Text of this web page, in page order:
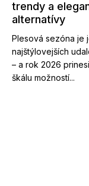
trendy a
alternatívy
Plesová sezóna je
najštýlovejších
– a rok 2026
škálu možností...